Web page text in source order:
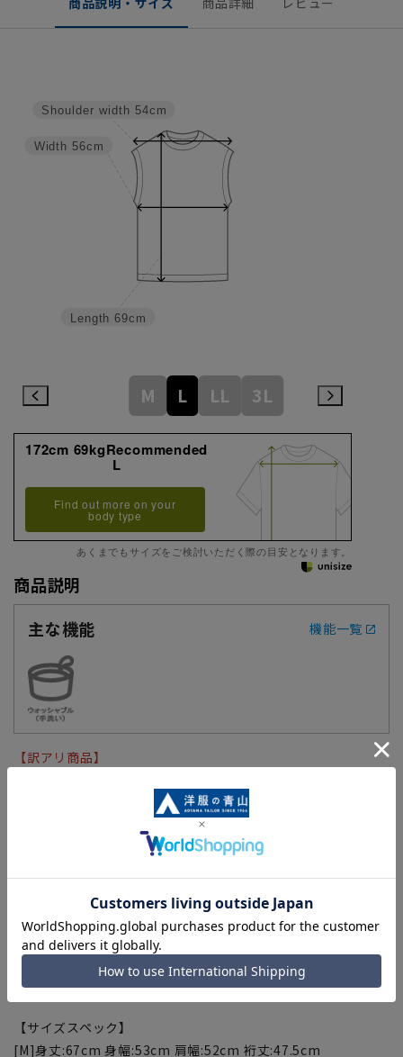
Length 69cm
Width 56cm
Shoulder width 54cm
M L LL 3L
172cm 69kgRecommended
L
Find out more on your
body type
あくまでもサイズをご検討いただく際の目安となります。
商品説明
主な機能
機能一覧
【訳アリ商品】
■こちらの商品につきましては特別セール価格につき多少のキ
ズ（着用に支障のない小さな汚れや日焼けも含む）がある場合
がございますが、検品の上、着用可能と判断した商品をお届け
ポリエステルをベースにウールを取り入れたクルーネックTシ
ャツです。さらっとした心地よい肌触りでインナーとしても1
枚着でも春夏シーズンに活躍する1枚です。
【サイズスペック】
[M]身丈:67cm 身幅:53cm 肩幅:52cm 裄丈:47.5cm